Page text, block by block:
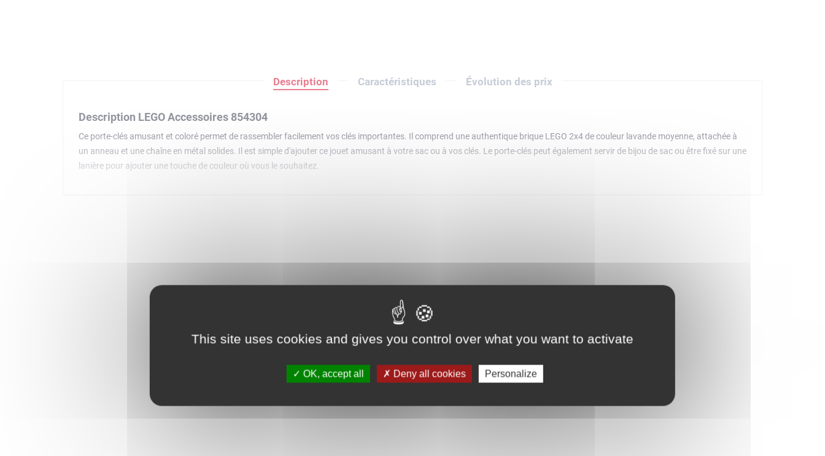
Description Caractéristiques Évolution des prix
Description LEGO Accessoires 854304
Ce porte-clés amusant et coloré permet de rassembler facilement vos clés importantes. Il comprend une authentique brique LEGO 2x4 de couleur lavande moyenne, attachée à
un anneau et une chaîne en métal solides. Il est simple d'ajouter ce jouet amusant à votre sac ou à vos clés. Le porte-clés peut également servir de bijou de sac ou être fixé sur une
lanière pour ajouter une touche de couleur où vous le souhaitez.
This site uses cookies and gives you control over what you want to activate
OK, accept all Deny all cookies Personalize